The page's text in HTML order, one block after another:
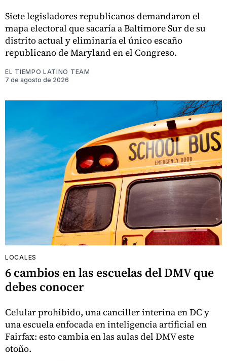
Siete legisladores republicanos demandaron el
mapa electoral que sacaría a Baltimore Sur de su
distrito actual y eliminaría el único escaño
republicano de Maryland en el Congreso.
EL TIEMPO LATINO TEAM
7 de agosto de 2026
LOCALES
6 cambios en las escuelas del DMV que
debes conocer
Celular prohibido, una canciller interina en DC y
una escuela enfocada en inteligencia artificial en
Fairfax: esto cambia en las aulas del DMV este
otoño.